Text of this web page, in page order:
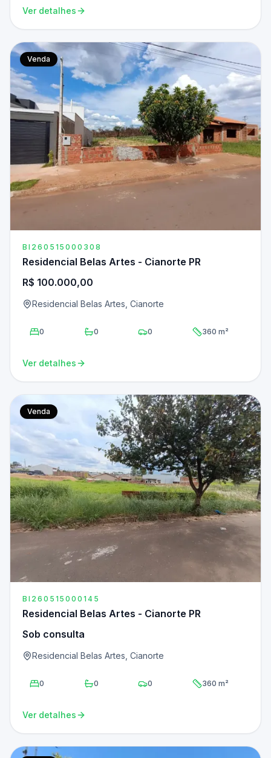
Ver detalhes
Venda
BI260515000308
Residencial Belas Artes - Cianorte PR
R$ 100.000,00
Residencial Belas Artes, Cianorte
0 0 0 360 m²
Ver detalhes
Venda
BI260515000145
Residencial Belas Artes - Cianorte PR
Sob consulta
Residencial Belas Artes, Cianorte
0 0 0 360 m²
Ver detalhes